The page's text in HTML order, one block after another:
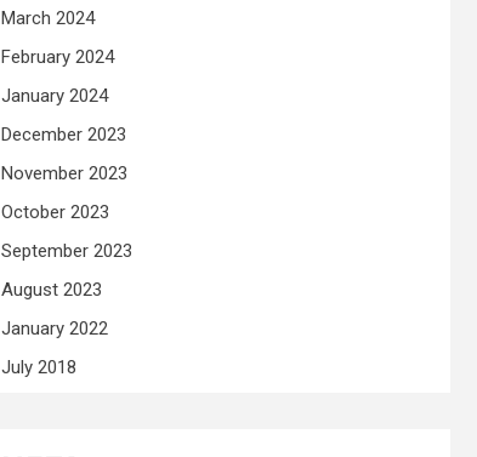
March 2024
February 2024
January 2024
December 2023
November 2023
October 2023
September 2023
August 2023
January 2022
July 2018